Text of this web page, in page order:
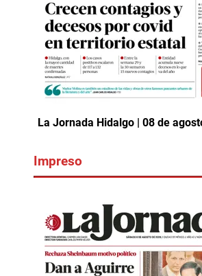
La Jornada Hidalgo | 08 de
Impreso